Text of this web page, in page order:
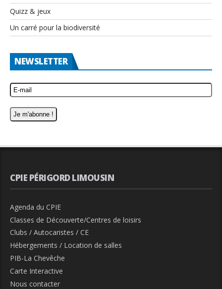
Quizz & jeux
Un carré pour la biodiversité
NEWSLETTER
CPIE PÉRIGORD LIMOUSIN
Agenda du CPIE
Classes de Découverte/Centres de loisirs
Clubs / Autocaristes / CE
Hébergements / Location de salles
PIB-La Chevêche
Carte Interactive
Nous contacter